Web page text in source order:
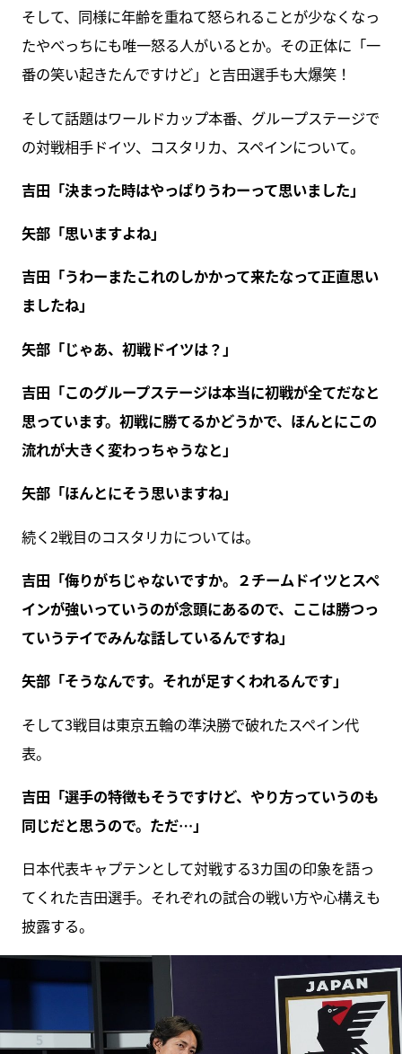
そして、同様に年齢を重ねて怒られることが少なくなっ
たやべっちにも唯一怒る人がいるとか。その正体に「一
番の笑い起きたんですけど」と吉田選手も大爆笑！
そして話題はワールドカップ本番、グループステージで
の対戦相手ドイツ、コスタリカ、スペインについて。
吉田「決まった時はやっぱりうわーって思いました」
矢部「思いますよね」
吉田「うわーまたこれのしかかって来たなって正直思い
ましたね」
矢部「じゃあ、初戦ドイツは？」
吉田「このグループステージは本当に初戦が全てだなと
思っています。初戦に勝てるかどうかで、ほんとにこの
流れが大きく変わっちゃうなと」
矢部「ほんとにそう思いますね」
続く2戦目のコスタリカについては。
吉田「侮りがちじゃないですか。２チームドイツとスペ
インが強いっていうのが念頭にあるので、ここは勝つっ
ていうテイでみんな話しているんですね」
矢部「そうなんです。それが足すくわれるんです」
そして3戦目は東京五輪の準決勝で破れたスペイン代
表。
吉田「選手の特徴もそうですけど、やり方っていうのも
同じだと思うので。ただ…」
日本代表キャプテンとして対戦する3カ国の印象を語っ
てくれた吉田選手。それぞれの試合の戦い方や心構えも
披露する。